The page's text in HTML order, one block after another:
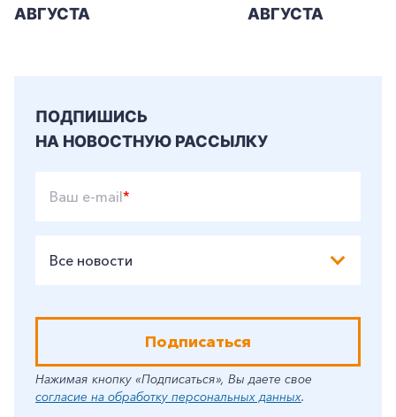
АВГУСТА
АВГУСТА
ПОДПИШИСЬ
НА НОВОСТНУЮ РАССЫЛКУ
Ваш e-mail*
Все новости
Подписаться
Нажимая кнопку «Подписаться», Вы даете свое
согласие на обработку персональных данных.